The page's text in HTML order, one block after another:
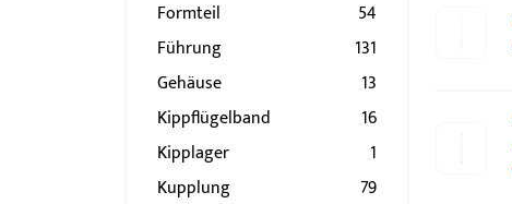
Formteil
54
Führung
131
Gehäuse
13
Kippflügelband
16
Kipplager
1
Kupplung
79